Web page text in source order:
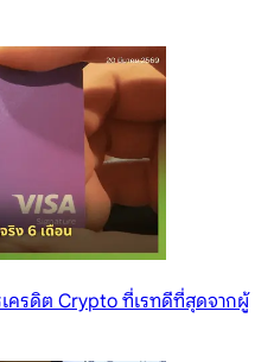
ครดิต Crypto ที่เรทดีที่สุดจากผู้